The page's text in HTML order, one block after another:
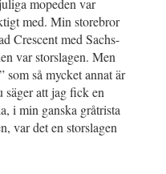
mopeden var
med. Min storebror
Crescent med Sachs-
var storslagen. Men
som så mycket annat är
säger att jag fick en
i min ganska gråtrista
var det en storslagen